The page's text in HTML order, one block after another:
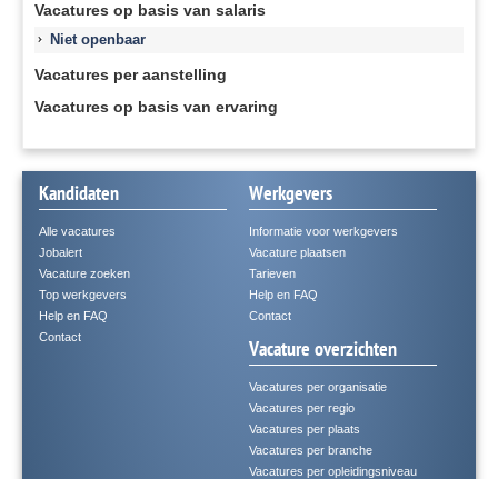
Vacatures op basis van salaris
Niet openbaar
Vacatures per aanstelling
Vacatures op basis van ervaring
Kandidaten
Alle vacatures
Jobalert
Vacature zoeken
Top werkgevers
Help en FAQ
Contact
Werkgevers
Informatie voor werkgevers
Vacature plaatsen
Tarieven
Help en FAQ
Contact
Vacature overzichten
Vacatures per organisatie
Vacatures per regio
Vacatures per plaats
Vacatures per branche
Vacatures per opleidingsniveau